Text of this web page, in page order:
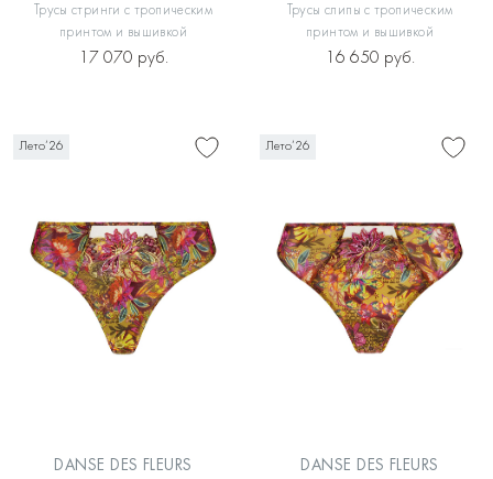
Трусы стринги с тропическим
принтом и вышивкой
17 070 руб.
Трусы слипы с тропическим
принтом и вышивкой
16 650 руб.
Лето’26
DANSE DES FLEURS
Лето’26
DANSE DES FLEURS